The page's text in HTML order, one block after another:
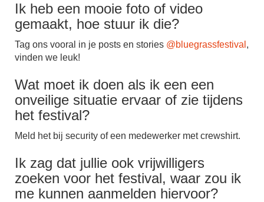
Ik heb een mooie foto of video
gemaakt, hoe stuur ik die?
Tag ons vooral in je posts en stories @bluegrassfestival ,
vinden we leuk!
Wat moet ik doen als ik een een
onveilige situatie ervaar of zie tijdens
het festival?
Meld het bij security of een medewerker met crewshirt.
Ik zag dat jullie ook vrijwilligers
zoeken voor het festival, waar zou ik
me kunnen aanmelden hiervoor?